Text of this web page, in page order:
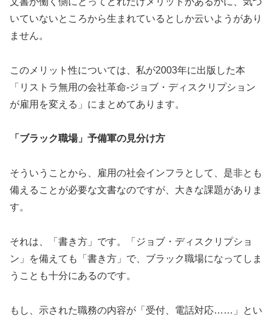
いていないところから生まれているとしか云いようがあり
ません。
このメリット性については、私が2003年に出版した本
「リストラ無用の会社革命-ジョブ・ディスクリプション
が雇用を変える」にまとめてあります。
「ブラック職場」予備軍の見分け方
そういうことから、雇用の社会インフラとして、是非とも
備えることが必要な文書なのですが、大きな課題がありま
す。
それは、「書き方」です。「ジョブ・ディスクリプショ
ン」を備えても「書き方」で、ブラック職場になってしま
うことも十分にあるのです。
もし、示された職務の内容が「受付、電話対応……」とい